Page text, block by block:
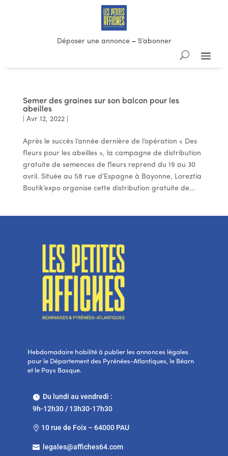
Déposer une annonce– S’abonner
Semer des graines sur son balcon pour les
abeilles
Avr 12, 2022|
Après le succès l’année dernière de l’opération « Des
fleurs pour les abeilles », la campagne de distribution
gratuite de semences de fleurs reprend du 19 au 30
avril. Située au 58 rue d’Espagne à Bayonne, Loreztia
Boutik’expo organise cette distribution gratuite de...
Hebdomadaire habilité à publier les annonces légales
pour le Département des Pyrénées-Atlantiques, le Béarn
et le Pays Basque.
Du lundi au vendredi :
9h-12h30 / 13h30-17h30
 10 rue de Foix – 64000 PAU
 legales@affiches64.com